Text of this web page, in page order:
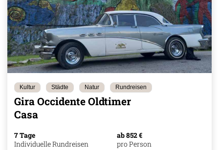
Kultur Städte Natur Rundreisen
Gira Occidente Oldtimer
Casa
7 Tage
Individuelle Rundreisen
ab 852 €
pro Person